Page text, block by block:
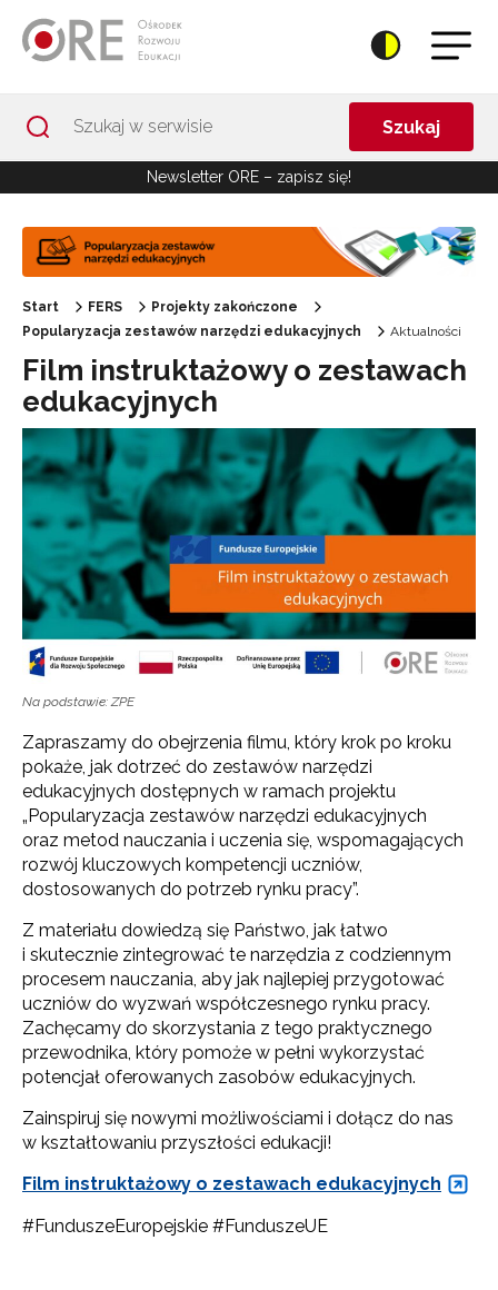
Szukaj
Newsletter ORE – zapisz się!
Start FERS
Projekty zakończone
Popularyzacja zestawów narzędzi edukacyjnych
Aktualności
Film instruktażowy o zestawach
edukacyjnych
Na podstawie: ZPE
Zapraszamy do obejrzenia filmu, który krok po kroku
pokaże, jak dotrzeć do zestawów narzędzi
edukacyjnych dostępnych w ramach projektu
„Popularyzacja zestawów narzędzi edukacyjnych
oraz metod nauczania i uczenia się, wspomagających
rozwój kluczowych kompetencji uczniów,
dostosowanych do potrzeb rynku pracy”.
Z materiału dowiedzą się Państwo, jak łatwo
i skutecznie zintegrować te narzędzia z codziennym
procesem nauczania, aby jak najlepiej przygotować
uczniów do wyzwań współczesnego rynku pracy.
Zachęcamy do skorzystania z tego praktycznego
przewodnika, który pomoże w pełni wykorzystać
potencjał oferowanych zasobów edukacyjnych.
Zainspiruj się nowymi możliwościami i dołącz do nas
w kształtowaniu przyszłości edukacji!
Film instruktażowy o zestawach edukacyjnych
#FunduszeEuropejskie #FunduszeUE